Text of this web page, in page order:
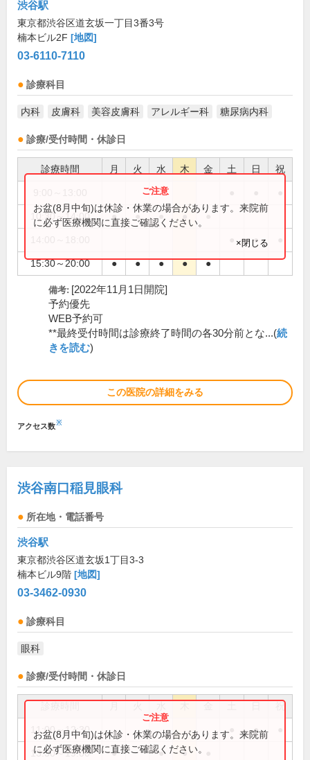
渋谷駅
東京都渋谷区道玄坂一丁目3番3号
楠本ビル2F [地図]
03-6110-7110
診療科目
内科 皮膚科 美容皮膚科 アレルギー科 糖尿病内科
診療/受付時間・休診日
診療時間 月 火 水 木 金 土 日 祝
10:30～14:00 ● ● ● ● ●
●
15:30～20:00 ● ● ● ● ●
お盆(8月中旬)は休診・休業の場合があります。来院前
に必ず医療機関に直接ご確認ください。
×閉じる
備考: [2022年11月1日開院]
予約優先
WEB予約可
**最終受付時間は診療終了時間の各30分前とな...(続
きを読む)
この医院の詳細をみる
アクセス数※
渋谷南口稲見眼科
所在地・電話番号
渋谷駅
東京都渋谷区道玄坂1丁目3-3
楠本ビル9階 [地図]
03-3462-0930
診療科目
眼科
診療/受付時間・休診日
祝
11:00～12:30 ●
13:30～19:00 ● ● ●
お盆(8月中旬)は休診・休業の場合があります。来院前
に必ず医療機関に直接ご確認ください。